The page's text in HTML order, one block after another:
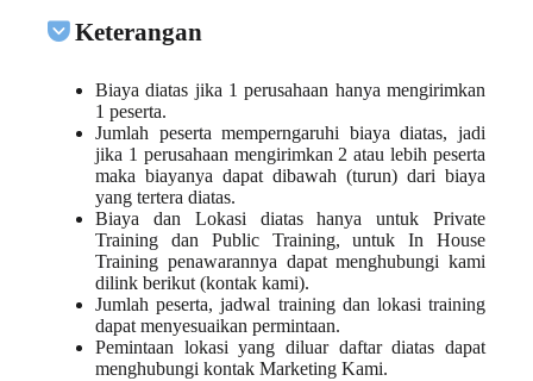
Keterangan
Biaya diatas jika 1 perusahaan hanya mengirimkan
1 peserta.
Jumlah peserta memperngaruhi biaya diatas, jadi
jika 1 perusahaan mengirimkan 2 atau lebih peserta
maka biayanya dapat dibawah (turun) dari biaya
yang tertera diatas.
Biaya dan Lokasi diatas hanya untuk Private
Training dan Public Training, untukIn House
Training penawarannya dapat menghubungi kami
dilink berikut (kontak kami).
Jumlah peserta,jadwal trainingdan lokasi training
dapat menyesuaikan permintaan.
Pemintaan lokasi yang diluar daftardiatas dapat
menghubungi kontak Marketing Kami.